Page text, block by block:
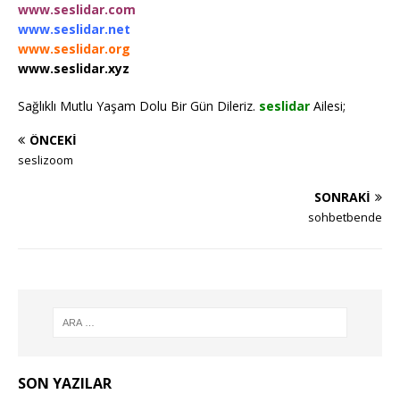
www.seslidar.com
www.seslidar.net
www.seslidar.org
www.seslidar.xyz
Sağlıklı Mutlu Yaşam Dolu Bir Gün Dileriz. seslidar Ailesi;
ÖNCEKI
seslizoom
SONRAKI
sohbetbende
SON YAZILAR